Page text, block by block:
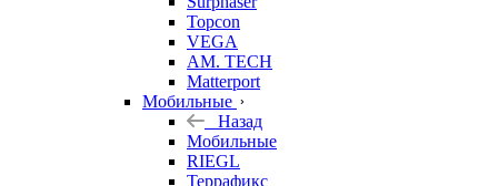
Topcon
VEGA
AM. TECH
Matterport
Мобильные
Назад
Мобильные
RIEGL
Террафикс